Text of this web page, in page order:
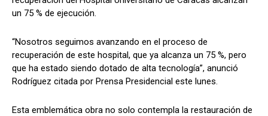
un 75 % de ejecución.
“Nosotros seguimos avanzando en el proceso de
recuperación de este hospital, que ya alcanza un 75 %, pero
que ha estado siendo dotado de alta tecnología”, anunció
Rodríguez citada por Prensa Presidencial este lunes.
Esta emblemática obra no solo contempla la restauración de